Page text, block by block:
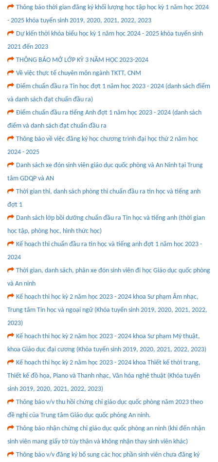
Thông báo thời gian đăng ký khối lượng học tập học kỳ 1 năm học 2024
- 2025 khóa tuyển sinh 2019, 2020, 2021, 2022, 2023
Dự kiến thời khóa biểu học kỳ 1 năm học 2024 - 2025 khóa tuyển sinh
2021 đến 2023
THÔNG BÁO MỞ LỚP KỲ 3 NĂM HỌC 2023-2024
Về việc thực tế chuyên môn ngành TKTT, CNM
Điểm chuẩn đầu ra Tin học đợt 1 năm học 2023 - 2024 (danh sách điểm
và danh sách đạt chuẩn đầu ra)
Điểm chuẩn đầu ra tiếng Anh đợt 1 năm học 2023 - 2024 (danh sách
điểm và danh sách đạt chuẩn đầu ra
Thông báo về việc đăng ký học chương trình đại học thứ 2 năm học
2024 - 2025
Danh sách xe đón sinh viên giáo dục quốc phòng và An Ninh tại Trung
tâm GDQP và AN
Thời gian thi, danh sách phòng thi chuẩn đầu ra tin học và tiếng anh
đợt 1
Danh sách lớp bồi dưỡng chuẩn đầu ra Tin học và tiếng anh (thời gian
học tập, phòng học, hình thức học)
Kế hoạch thi chuẩn đầu ra tin học và tiếng anh đợt 1 năm học 2023 -
2024
Thời gian, danh sách, phân xe đón sinh viên đi học Giáo dục quốc phòng
và An ninh
Kế hoạch thi học kỳ 2 năm học 2023 - 2024 khoa Sư phạm Âm nhạc,
Trung tâm Tin học và ngoại ngữ (Khóa tuyển sinh 2019, 2020, 2021, 2022,
2023)
Kế hoạch thi học kỳ 2 năm học 2023 - 2024 khoa Sư phạm Mỹ thuật,
khoa Giáo dục đại cương (Khóa tuyển sinh 2019, 2020, 2021, 2022, 2023)
Kế hoạch thi học kỳ 2 năm học 2023 - 2024 khoa Thiết kế thời trang,
Thiết kế đồ họa, Piano và Thanh nhạc, Văn hóa nghệ thuật (Khóa tuyển
sinh 2019, 2020, 2021, 2022, 2023)
Thông báo v/v thu hồi chứng chỉ giáo dục quốc phòng năm 2023 theo
đề nghị của Trung tâm Giáo dục quốc phòng An ninh.
Thông báo nhận chứng chỉ giáo dục quốc phòng an ninh (khi đến nhận
sinh viên mang giấy tờ tùy thân và không nhận thay sinh viên khác)
Thông báo v/v đăng ký bổ sung các học phần sinh viên chưa đăng ký